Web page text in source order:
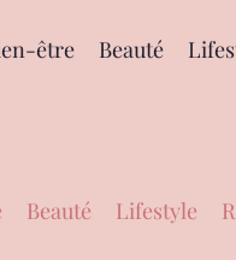
être Beauté
Beauté Lifestyle